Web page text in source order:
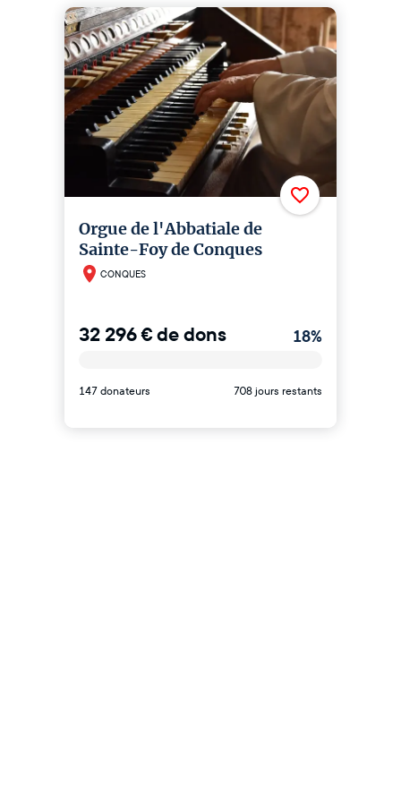
Orgue de l'Abbatiale de
Sainte-Foy de Conques
CONQUES
32 296€de dons 18%
147 donateurs 708 jours restants